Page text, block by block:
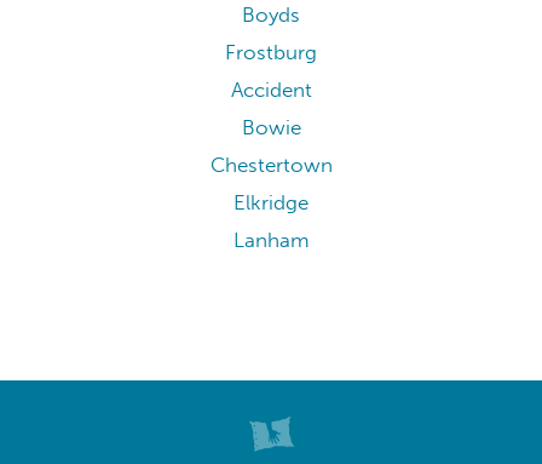
Boyds
Frostburg
Accident
Bowie
Chestertown
Elkridge
Lanham